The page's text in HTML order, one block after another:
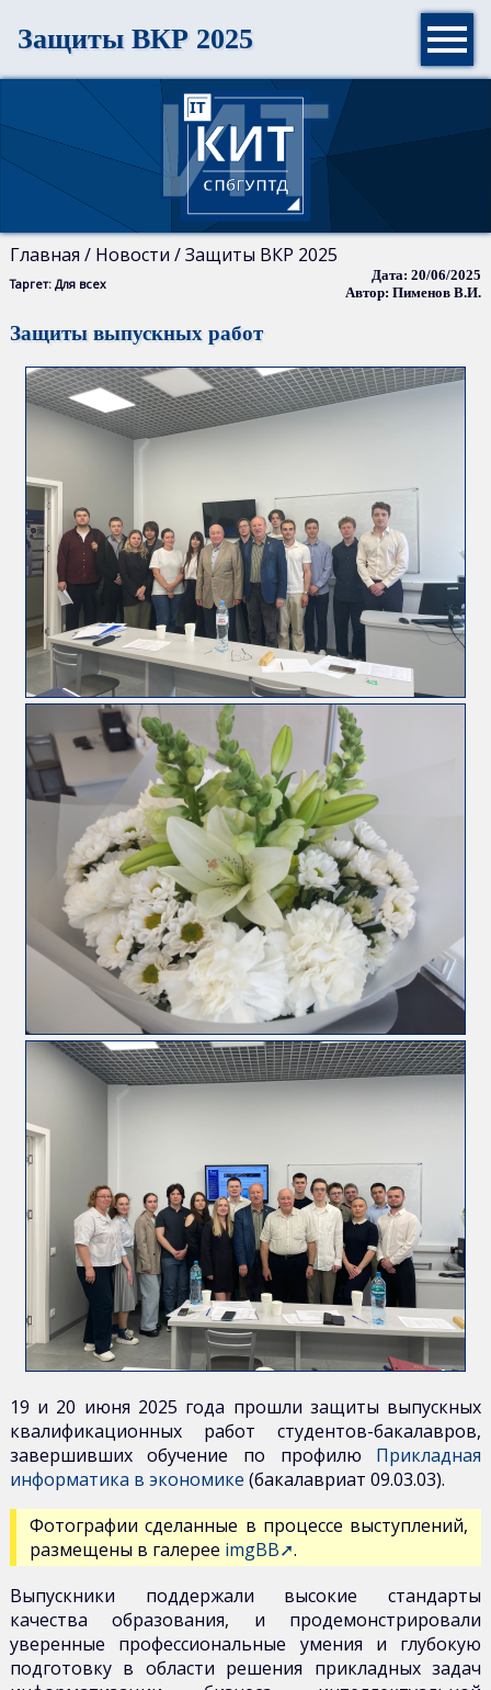

Защиты ВКР 2025
Главная
Новости
Контакты
История
кафедры
Учебные
классы
Преподаватели
Регламентирующие
документы
Направления
обучения
Документы
для
самостоятельной
работы
Учебно-
методические
издания
Научная
работа
Главная / Новости / Защиты ВКР 2025
Таргет: Для всех
Дата: 20/06/2025
Автор: Пименов В.И.
Защиты выпускных работ
19 и 20 июня 2025 года прошли защиты выпускных
квалификационных работ студентов-бакалавров,
завершивших обучение по профилю Прикладная
информатика в экономике (бакалавриат 09.03.03).
Фотографии сделанные в процессе выступлений,
размещены в галерее imgBB➚.
Выпускники поддержали высокие стандарты
качества образования, и продемонстрировали
уверенные профессиональные умения и глубокую
подготовку в области решения прикладных задач